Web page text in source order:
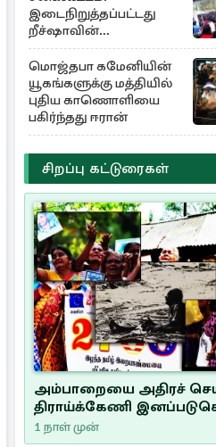
இடைநிறுத்தப்பட்டது
றீச்ஷாவின்
உணவுத்திருவிழா!
மொஜ்தபா கமேனியின்
யூகங்களுக்கு மத்தியில்
புதிய காணொளியை
பகிர்ந்தது ஈரான்
சிறப்பு கட்டுரைகள்
அம்பாறையை அதிரச்
திராய்க்கேணி
1 நாள் முன்